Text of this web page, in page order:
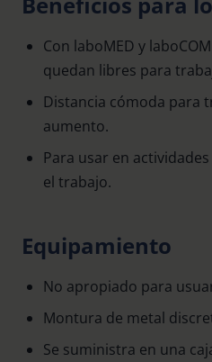
Con laboMED y
quedan libres para
Distancia cómoda para
aumento.
Para usar en
el trabajo.
Equipamiento
No apropiado para
Montura de metal
Se suministra en una